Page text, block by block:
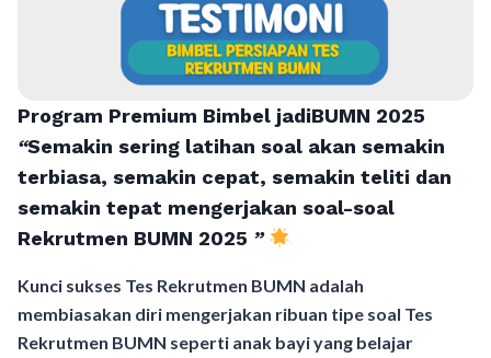
Program Premium Bimbel jadiBUMN 2025
“Semakin sering latihan soal akan semakin
terbiasa, semakin cepat, semakin teliti dan
semakin tepat mengerjakan soal-soal
Rekrutmen BUMN 2025 ”
Kunci sukses Tes Rekrutmen BUMN adalah
membiasakan diri mengerjakan ribuan tipe soal Tes
Rekrutmen BUMN seperti anak bayi yang belajar